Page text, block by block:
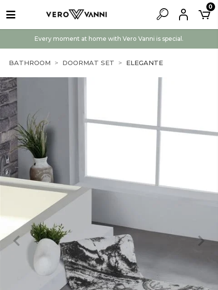
Every moment at home with Vero Vanni is special.
0
BATHROOM DOORMAT SET ELEGANTE